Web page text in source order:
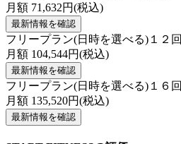
月額 71,632円(税込)
最新情報を確認
フリープラン(日時を選べる)１２回
月額 104,544円(税込)
最新情報を確認
フリープラン(日時を選べる)１６回
月額 135,520円(税込)
最新情報を確認